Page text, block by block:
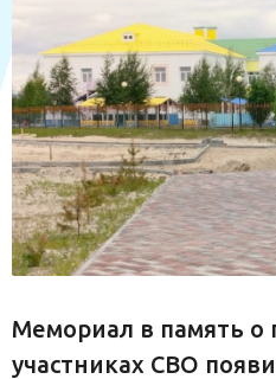
Мемориал в память о
участниках СВО